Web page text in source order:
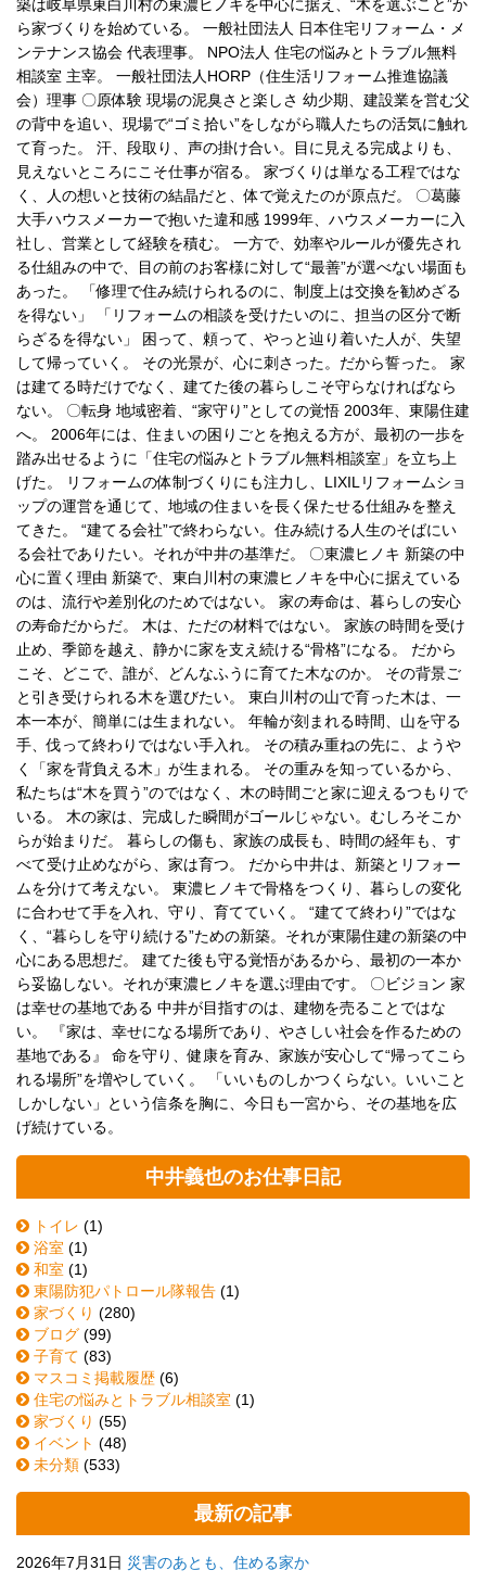
築は岐阜県東白川村の東濃ヒノキを中心に据え、“木を選ぶこと”か
ら家づくりを始めている。 一般社団法人 日本住宅リフォーム・メ
ンテナンス協会 代表理事。 NPO法人 住宅の悩みとトラブル無料
相談室 主宰。 一般社団法人HORP（住生活リフォーム推進協議
会）理事 〇原体験 現場の泥臭さと楽しさ 幼少期、建設業を営む父
の背中を追い、現場で“ゴミ拾い”をしながら職人たちの活気に触れ
て育った。 汗、段取り、声の掛け合い。目に見える完成よりも、
見えないところにこそ仕事が宿る。 家づくりは単なる工程ではな
く、人の想いと技術の結晶だと、体で覚えたのが原点だ。 〇葛藤
大手ハウスメーカーで抱いた違和感 1999年、ハウスメーカーに入
社し、営業として経験を積む。 一方で、効率やルールが優先され
る仕組みの中で、目の前のお客様に対して“最善”が選べない場面も
あった。 「修理で住み続けられるのに、制度上は交換を勧めざる
を得ない」 「リフォームの相談を受けたいのに、担当の区分で断
らざるを得ない」 困って、頼って、やっと辿り着いた人が、失望
して帰っていく。 その光景が、心に刺さった。だから誓った。 家
は建てる時だけでなく、建てた後の暮らしこそ守らなければなら
ない。 〇転身 地域密着、“家守り”としての覚悟 2003年、東陽住建
へ。 2006年には、住まいの困りごとを抱える方が、最初の一歩を
踏み出せるように「住宅の悩みとトラブル無料相談室」を立ち上
げた。 リフォームの体制づくりにも注力し、LIXILリフォームショ
ップの運営を通じて、地域の住まいを長く保たせる仕組みを整え
てきた。 “建てる会社”で終わらない。住み続ける人生のそばにい
る会社でありたい。それが中井の基準だ。 〇東濃ヒノキ 新築の中
心に置く理由 新築で、東白川村の東濃ヒノキを中心に据えている
のは、流行や差別化のためではない。 家の寿命は、暮らしの安心
の寿命だからだ。 木は、ただの材料ではない。 家族の時間を受け
止め、季節を越え、静かに家を支え続ける“骨格”になる。 だから
こそ、どこで、誰が、どんなふうに育てた木なのか。 その背景ご
と引き受けられる木を選びたい。 東白川村の山で育った木は、一
本一本が、簡単には生まれない。 年輪が刻まれる時間、山を守る
手、伐って終わりではない手入れ。 その積み重ねの先に、ようや
く「家を背負える木」が生まれる。 その重みを知っているから、
私たちは“木を買う”のではなく、木の時間ごと家に迎えるつもりで
いる。 木の家は、完成した瞬間がゴールじゃない。むしろそこか
らが始まりだ。 暮らしの傷も、家族の成長も、時間の経年も、す
べて受け止めながら、家は育つ。 だから中井は、新築とリフォー
ムを分けて考えない。 東濃ヒノキで骨格をつくり、暮らしの変化
に合わせて手を入れ、守り、育てていく。 “建てて終わり”ではな
く、“暮らしを守り続ける”ための新築。それが東陽住建の新築の中
心にある思想だ。 建てた後も守る覚悟があるから、最初の一本か
ら妥協しない。それが東濃ヒノキを選ぶ理由です。 〇ビジョン 家
は幸せの基地である 中井が目指すのは、建物を売ることではな
い。 『家は、幸せになる場所であり、やさしい社会を作るための
基地である』 命を守り、健康を育み、家族が安心して“帰ってこら
れる場所”を増やしていく。 「いいものしかつくらない。いいこと
しかしない」という信条を胸に、今日も一宮から、その基地を広
げ続けている。
中井義也のお仕事日記
トイレ (1)
浴室 (1)
和室 (1)
東陽防犯パトロール隊報告 (1)
家づくり (280)
ブログ (99)
子育て (83)
マスコミ掲載履歴 (6)
住宅の悩みとトラブル相談室 (1)
家づくり (55)
イベント (48)
未分類 (533)
最新の記事
2026年7月31日 災害のあとも、住める家か